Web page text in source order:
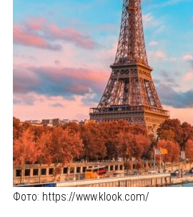
Фото: https://www.klook.com/